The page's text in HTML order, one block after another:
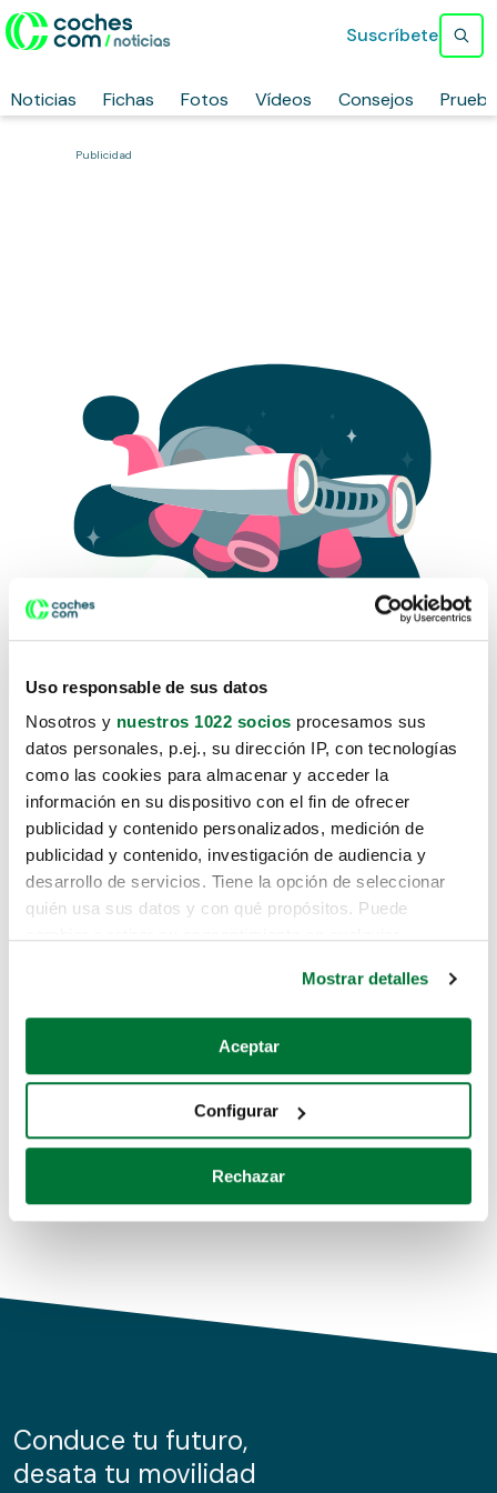
Uso responsable de sus datos
Nosotros y nuestros 1022 socios procesamos sus
datos personales, p.ej., su dirección IP, con tecnologías
como las cookies para almacenar y acceder la
información en su dispositivo con el fin de ofrecer
publicidad y contenido personalizados, medición de
publicidad y contenido, investigación de audiencia y
desarrollo de servicios. Tiene la opción de seleccionar
quién usa sus datos y con qué propósitos. Puede
Si lo permite, también quisiéramos:
Recopilar información sobre su ubicación geográfica
Identificar su dispositivo analizándolo activamente
para buscar características específicas (huellas
Obtenga más información sobre cómo se procesan sus
de cookies.
información sobre el uso que haga del sitio web con
nuestros partners de redes sociales, publicidad y análisis
Mostrar detalles
Aceptar
Configurar
Rechazar
Noticias Fichas Fotos Vídeos Consejos
Suscríbete
Publicidad
Lo sentimos, no sabemos como
te hemos traido hasta aquí.
Pero puedes encontrar el coche que estás
buscando en alguno de estos enlaces:
Coches de segunda mano
Coches de km0
Conduce tu futuro,
desata tu movilidad